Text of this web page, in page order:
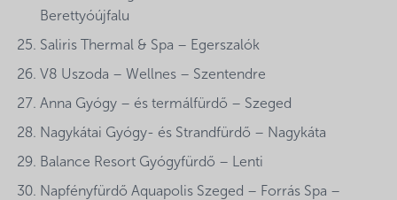
Berettyóújfalu
Saliris Thermal & Spa – Egerszalók
V8 Uszoda – Wellnes – Szentendre
Anna Gyógy – és termálfürdő – Szeged
Nagykátai Gyógy- és Strandfürdő – Nagykáta
Balance Resort Gyógyfürdő – Lenti
Napfényfürdő Aquapolis Szeged – Forrás Spa –